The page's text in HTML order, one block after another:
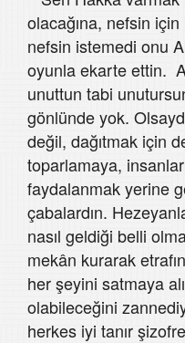
olacağına, nefsin
nefsin istemedi onu
oyunla ekarte ettin.
unuttun tabi
gönlünde yok.
değil, dağıtmak için
toparlamaya,
faydalanmak yerine
çabalardın.
nasıl geldiği belli
mekân kurarak
her şeyini satmaya
olabileceğini
herkes iyi tanır